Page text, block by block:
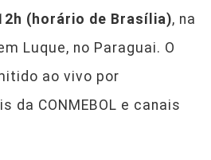
(horário de Brasília), na
Luque, no Paraguai. O
ao vivo por
CONMEBOL e canais